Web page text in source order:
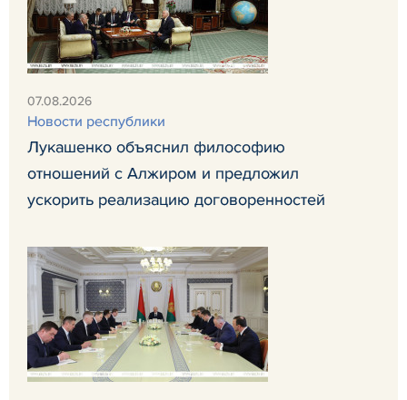
07.08.2026
Новости республики
Лукашенко объяснил философию
отношений с Алжиром и предложил
ускорить реализацию договоренностей